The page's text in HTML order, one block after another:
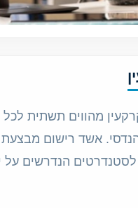
מהווים תשתית
אשד רישום מבצעת
הנדרשים על